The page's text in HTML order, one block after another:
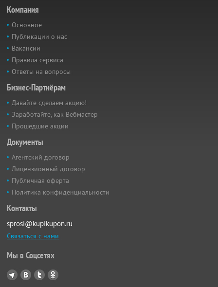
Компания
Основное
Публикации о нас
Вакансии
Правила сервиса
Ответы на вопросы
Бизнес-Партнёрам
Давайте сделаем акцию!
Заработайте, как Вебмастер
Прошедшие акции
Документы
Агентский договор
Лицензионный договор
Публичная оферта
Политика конфиденциальности
Контакты
sprosi@kupikupon.ru
Связаться с нами
Мы в Соцсетях